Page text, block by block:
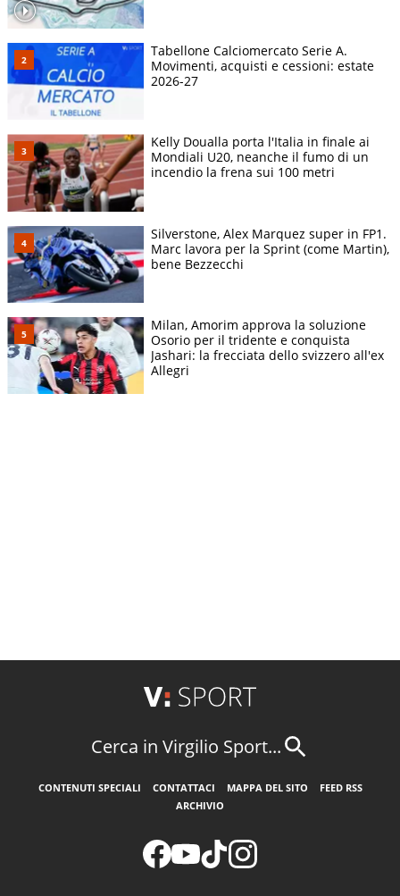
Tabellone Calciomercato Serie A.
Movimenti, acquisti e cessioni: estate
2026-27
Kelly Doualla porta l'Italia in finale ai
Mondiali U20, neanche il fumo di un
incendio la frena sui 100 metri
Silverstone, Alex Marquez super in FP1.
Marc lavora per la Sprint (come Martin),
bene Bezzecchi
Milan, Amorim approva la soluzione
Osorio per il tridente e conquista
Jashari: la frecciata dello svizzero all'ex
Allegri
Cerca in Virgilio Sport...
CONTENUTI SPECIALI CONTATTACI MAPPA DEL SITO
FEED RSS
ARCHIVIO